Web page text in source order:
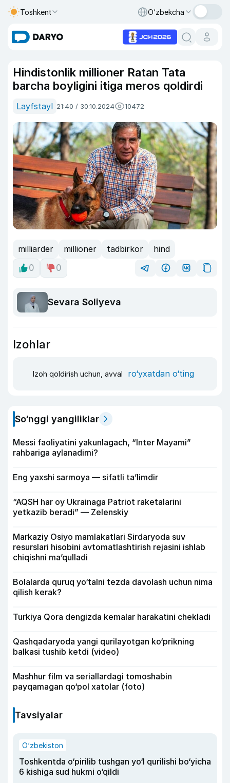
Toshkent O‘zbekcha
Hindistonlik millioner Ratan Tata
barcha boyligini itiga meros qoldirdi
Layfstayl 21:40 / 30.10.2024 10472
milliarder millioner tadbirkor
hind
0
0
Sevara Soliyeva
Izohlar
Izoh qoldirish uchun, avval ro‘yxatdan o‘ting
So‘nggi yangiliklar
Messi faoliyatini yakunlagach, “Inter Mayami”
rahbariga aylanadimi?
Eng yaxshi sarmoya — sifatli ta’limdir
“AQSH har oy Ukrainaga Patriot raketalarini
yetkazib beradi” — Zelenskiy
Markaziy Osiyo mamlakatlari Sirdaryoda suv
resurslari hisobini avtomatlashtirish rejasini ishlab
chiqishni ma’qulladi
Bolalarda quruq yo‘talni tezda davolash uchun nima
qilish kerak?
Turkiya Qora dengizda kemalar harakatini chekladi
Qashqadaryoda yangi qurilayotgan ko‘prikning
balkasi tushib ketdi (video)
Mashhur film va seriallardagi tomoshabin
payqamagan qo‘pol xatolar (foto)
Tavsiyalar
O‘zbekiston
Toshkentda o‘pirilib tushgan yo‘l qurilishi bo‘yicha
6 kishiga sud hukmi o‘qildi